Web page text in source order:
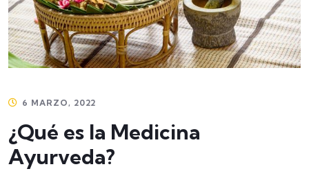
6 MARZO, 2022
¿Qué es la Medicina
Ayurveda?